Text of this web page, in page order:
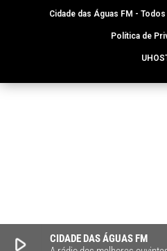
play_arrow
CIDADE DAS ÁGUAS FM
Cidade das Águas FM -
Política de